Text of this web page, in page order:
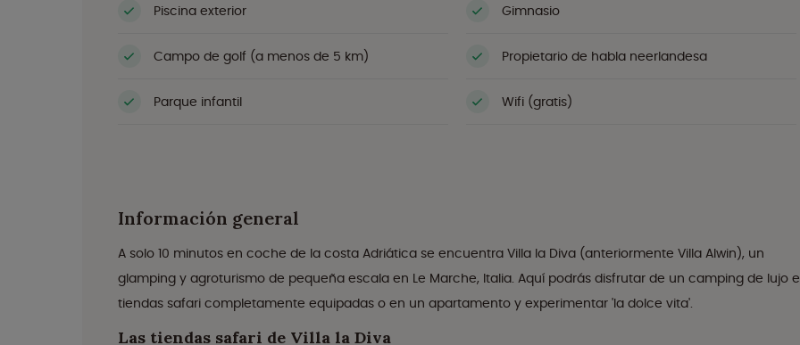
Piscina exterior Gimnasio
Campo de golf (a menos de 5 km) Propietario de habla neerlandesa
Parque infantil Wifi (gratis)
Información general
A solo 10 minutos en coche de la costa Adriática se encuentra Villa la Diva (anteriormente Villa Alwin), un
glamping y agroturismo de pequeña escala en Le Marche, Italia. Aquí podrás disfrutar de un camping de lujo
tiendas safari completamente equipadas o en un apartamento y experimentar 'la dolce vita'.
Las tiendas safari de Villa la Diva